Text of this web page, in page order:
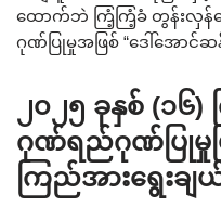
ထောက်ဘဲ ကြံ့ကြံ့ခံ တွန်းလှန်န
ဂုဏ်ပြုမှုအဖြစ် “ဒေါ်အောင်ဆ
၂၀၂၅ ခုနှစ် (၁၆
ဂုဏ်ရည်ဂုဏ်ပြုမှုဖ
ကြည်အားရွေးခ